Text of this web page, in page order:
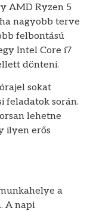
AMD Ryzen 5
nagyobb terve
felbontású
Intel Core i7
dönteni.
sokat
feladatok során.
lehetne
ilyen erős
a
A napi